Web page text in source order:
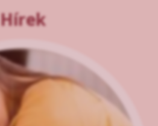
Hírek